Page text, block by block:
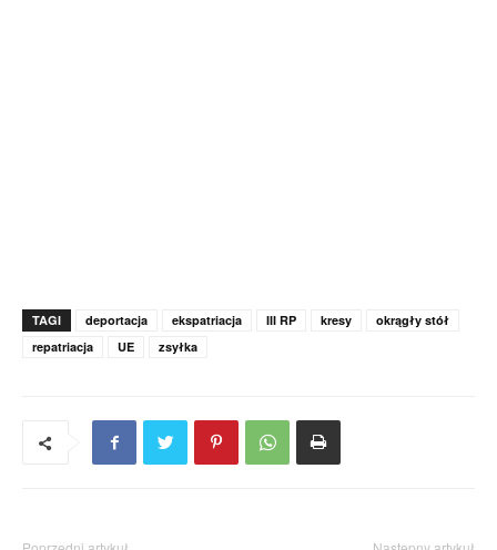
TAGI deportacja ekspatriacja III RP kresy
okrągły stół
repatriacja
UE zsyłka